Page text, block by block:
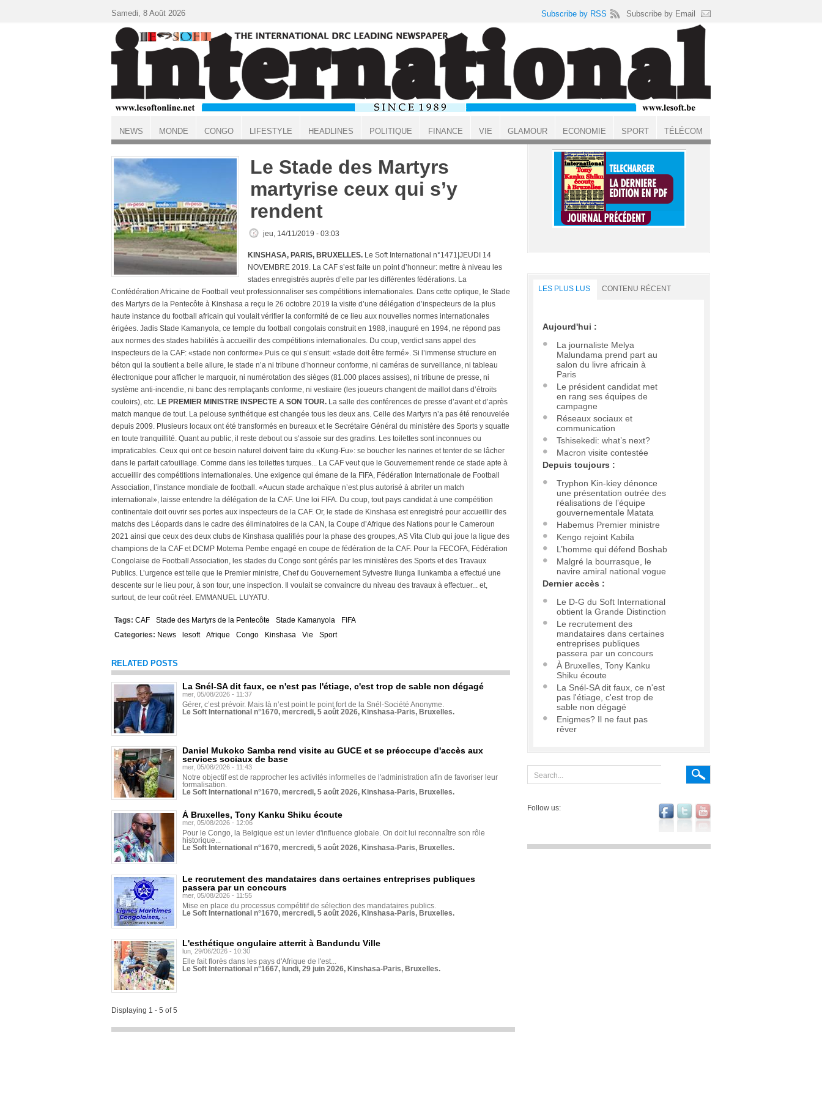
ACCUEIL
Le Stade des Martyrs
martyrise ceux qui s’y
rendent
jeu, 14/11/2019 - 03:03
KINSHASA, PARIS, BRUXELLES. Le Soft International n°1471|JEUDI 14
NOVEMBRE 2019. La CAF s’est faite un point d’honneur: mettre à niveau les
stades enregistrés auprès d’elle par les différentes fédérations. La
Confédération Africaine de Football veut professionnaliser ses compétitions internationales. Dans cette optique, le Stade
des Martyrs de la Pentecôte à Kinshasa a reçu le 26 octobre 2019 la visite d’une délégation d’inspecteurs de la plus
haute instance du football africain qui voulait vérifier la conformité de ce lieu aux nouvelles normes internationales
érigées. Jadis Stade Kamanyola, ce temple du football congolais construit en 1988, inauguré en 1994, ne répond pas
aux normes des stades habilités à accueillir des compétitions internationales. Du coup, verdict sans appel des
inspecteurs de la CAF: «stade non conforme».Puis ce qui s’ensuit: «stade doit être fermé». Si l’immense structure en
béton qui la soutient a belle allure, le stade n’a ni tribune d’honneur conforme, ni caméras de surveillance, ni tableau
électronique pour afficher le marquoir, ni numérotation des sièges (81.000 places assises), ni tribune de presse, ni
système anti-incendie, ni banc des remplaçants conforme, ni vestiaire (les joueurs changent de maillot dans d’étroits
couloirs), etc. LE PREMIER MINISTRE INSPECTE A SON TOUR. La salle des conférences de presse d’avant et d’après
match manque de tout. La pelouse synthétique est changée tous les deux ans. Celle des Martyrs n’a pas été renouvelée
depuis 2009. Plusieurs locaux ont été transformés en bureaux et le Secrétaire Général du ministère des Sports y squatte
en toute tranquillité. Quant au public, il reste debout ou s’assoie sur des gradins. Les toilettes sont inconnues ou
impraticables. Ceux qui ont ce besoin naturel doivent faire du «Kung-Fu»: se boucher les narines et tenter de se lâcher
dans le parfait cafouillage. Comme dans les toilettes turques... La CAF veut que le Gouvernement rende ce stade apte à
accueillir des compétitions internationales. Une exigence qui émane de la FIFA, Fédération Internationale de Football
Association, l’instance mondiale de football. «Aucun stade archaïque n’est plus autorisé à abriter un match
international», laisse entendre la délégation de la CAF. Une loi FIFA. Du coup, tout pays candidat à une compétition
continentale doit ouvrir ses portes aux inspecteurs de la CAF. Or, le stade de Kinshasa est enregistré pour accueillir des
matchs des Léopards dans le cadre des éliminatoires de la CAN, la Coupe d’Afrique des Nations pour le Cameroun
2021 ainsi que ceux des deux clubs de Kinshasa qualifiés pour la phase des groupes, AS Vita Club qui joue la ligue des
champions de la CAF et DCMP Motema Pembe engagé en coupe de fédération de la CAF. Pour la FECOFA, Fédération
Congolaise de Football Association, les stades du Congo sont gérés par les ministères des Sports et des Travaux
Publics. L’urgence est telle que le Premier ministre, Chef du Gouvernement Sylvestre Ilunga Ilunkamba a effectué une
descente sur le lieu pour, à son tour, une inspection. Il voulait se convaincre du niveau des travaux à effectuer... et,
surtout, de leur coût réel. EMMANUEL LUYATU.
Tags: CAF Stade des Martyrs de la Pentecôte Stade Kamanyola
FIFA
Categories: News lesoft Afrique Congo Kinshasa Vie Sport
RELATED POSTS
La Snél-SA dit faux, ce n'est pas l'étiage, c'est trop de sable non dégagé
mer, 05/08/2026 - 11:37
Gérer, c’est prévoir. Mais là n’est point le point fort de la Snél-Société Anonyme.
Le Soft International n°1670, mercredi, 5 août 2026, Kinshasa-Paris, Bruxelles.
Daniel Mukoko Samba rend visite au GUCE et se préoccupe d'accès aux
services sociaux de base
mer, 05/08/2026 - 11:43
Notre objectif est de rapprocher les activités informelles de l'administration afin de favoriser leur
formalisation.
Le Soft International n°1670, mercredi, 5 août 2026, Kinshasa-Paris, Bruxelles.
À Bruxelles, Tony Kanku Shiku écoute
mer, 05/08/2026 - 12:06
Pour le Congo, la Belgique est un levier d'influence globale. On doit lui reconnaître son rôle
historique...
Le Soft International n°1670, mercredi, 5 août 2026, Kinshasa-Paris, Bruxelles.
Le recrutement des mandataires dans certaines entreprises publiques
passera par un concours
mer, 05/08/2026 - 11:55
Mise en place du processus compétitif de sélection des mandataires publics.
Le Soft International n°1670, mercredi, 5 août 2026, Kinshasa-Paris, Bruxelles.
L'esthétique ongulaire atterrit à Bandundu Ville
lun, 29/06/2026 - 10:30
Elle fait florès dans les pays d'Afrique de l'est...
Le Soft International n°1667, lundi, 29 juin 2026, Kinshasa-Paris, Bruxelles.
Displaying 1 - 5 of 5
LES PLUS LUS CONTENU RÉCENT
Aujourd'hui :
La journaliste Melya
Malundama prend part au
salon du livre africain à
Paris
Le président candidat met
en rang ses équipes de
campagne
Réseaux sociaux et
communication
Tshisekedi: what’s next?
Macron visite contestée
Depuis toujours :
Tryphon Kin-kiey dénonce
une présentation outrée des
réalisations de l’équipe
gouvernementale Matata
Habemus Premier ministre
Kengo rejoint Kabila
L’homme qui défend Boshab
Malgré la bourrasque, le
navire amiral national vogue
Dernier accès :
Le D-G du Soft International
obtient la Grande Distinction
Le recrutement des
mandataires dans certaines
entreprises publiques
passera par un concours
À Bruxelles, Tony Kanku
Shiku écoute
La Snél-SA dit faux, ce n'est
pas l'étiage, c'est trop de
sable non dégagé
Enigmes? Il ne faut pas
rêver
Follow us:
Samedi, 8 Août 2026 Subscribe by RSS Subscribe by Email
NEWS MONDE CONGO LIFESTYLE HEADLINES POLITIQUE FINANCE VIE GLAMOUR ECONOMIE SPORT TÉLÉCOM